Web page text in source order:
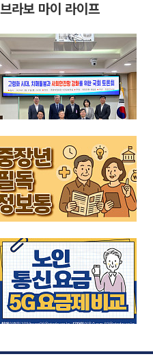
브라보 마이 라이프